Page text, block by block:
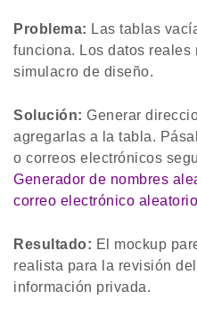
Problema: Las tablas
funciona. Los datos
simulacro de diseño.
Solución: Generar
agregarlas a la tabla.
o correos electrónicos
Generador de nombres
correo electrónico aleatorio
Resultado: El mockup
realista para la revisión
información privada.